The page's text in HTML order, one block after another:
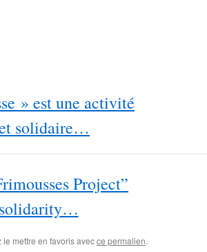
» est une activité
solidaire…
Project”
solidarity…
le mettre en favoris avecce permalien.